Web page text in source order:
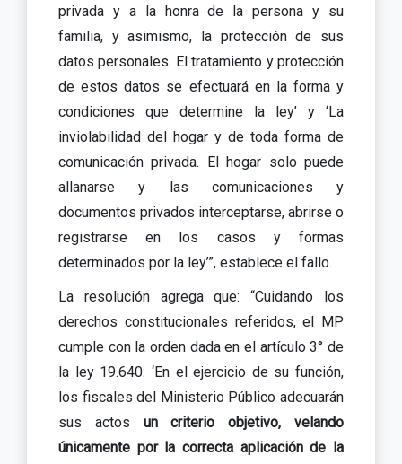
privada y a la honra de la persona y su
familia, y asimismo, la protección de sus
datos personales. El tratamiento y protección
de estos datos se efectuará en la forma y
condiciones que determine la ley’ y ‘La
inviolabilidad del hogar y de toda forma de
comunicación privada. El hogar solo puede
allanarse y las comunicaciones y
documentos privados interceptarse, abrirse o
registrarse en los casos y formas
determinados por la ley’”, establece el fallo.
La resolución agrega que: “Cuidando los
derechos constitucionales referidos, el MP
cumple con la orden dada en el artículo 3° de
la ley 19.640: ‘En el ejercicio de su función,
los fiscales del Ministerio Público adecuarán
sus actos un criterio objetivo, velando
únicamente por la correcta aplicación de la